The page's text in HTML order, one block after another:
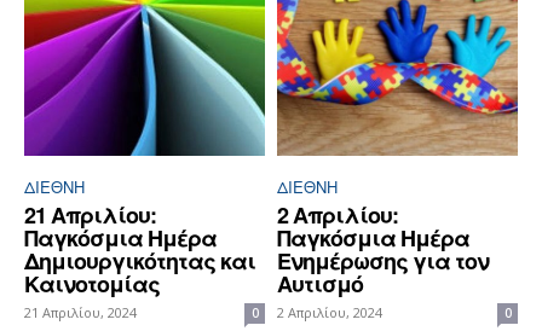
ΔΙΕΘΝΉ
21 Απριλίου:
Παγκόσμια Ημέρα
Δημιουργικότητας και
Καινοτομίας
21 Απριλίου, 2024 0
ΔΙΕΘΝΉ
2 Απριλίου:
Παγκόσμια Ημέρα
Ενημέρωσης για τον
Αυτισμό
2 Απριλίου, 2024 0